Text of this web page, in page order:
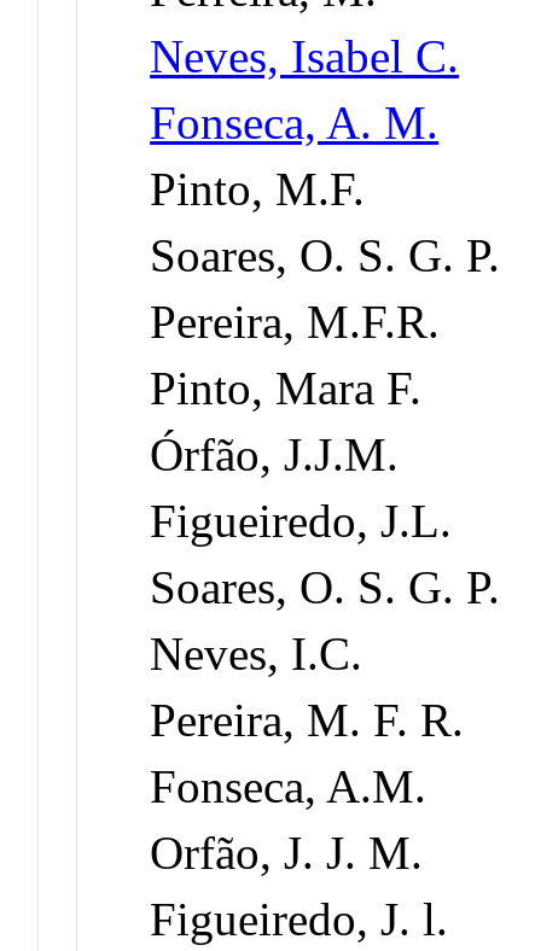
Neves, Isabel C.
Fonseca, A. M.
Pinto, M.F.
Soares, O. S. G. P.
Pereira, M.F.R.
Pinto, Mara F.
Órfão, J.J.M.
Figueiredo, J.L.
Soares, O. S. G. P.
Neves, I.C.
Pereira, M. F. R.
Fonseca, A.M.
Orfão, J. J. M.
Figueiredo, J. l.